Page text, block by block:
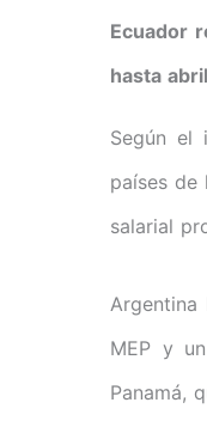
Ecuador
hasta
Según el
países de
salarial
MEP y
Panamá,